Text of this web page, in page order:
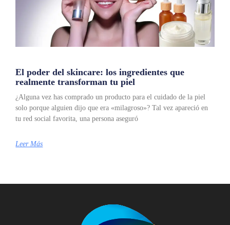
El poder del skincare: los ingredientes que
realmente transforman tu piel
¿Alguna vez has comprado un producto para el cuidado de la piel
solo porque alguien dijo que era «milagroso»? Tal vez apareció en
tu red social favorita, una persona aseguró
Leer Más